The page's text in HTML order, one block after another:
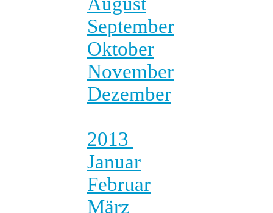
September
Oktober
November
Dezember
2013
Januar
Februar
März